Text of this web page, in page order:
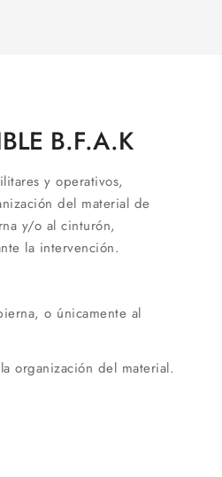
B.F.A.K
y operativos,
del material de
y/o al cinturón,
la intervención.
o únicamente al
organización del material.